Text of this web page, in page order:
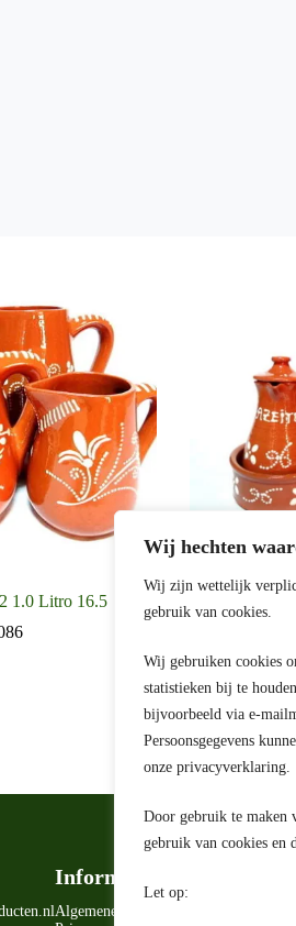
Wij hechten
Wij zijn wettelijk
gebruik van cookies.
Wij gebruiken cookies
statistieken bij te
bijvoorbeeld via e-
Persoonsgegevens
onze privacyverklaring.
Door gebruik te maken
gebruik van cookies en
Let op:
1.0 Litro 16.5
€18,99
Informatie
Algemene voorwaarden